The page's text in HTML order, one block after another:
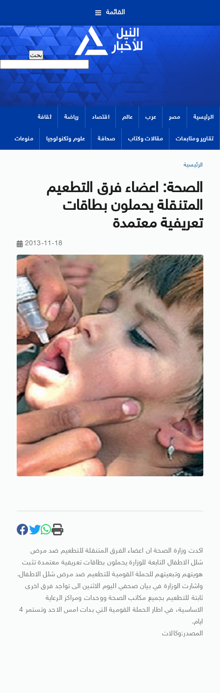
القائمة
الرئيسية مصر عرب عالم اقتصاد رياضة ثقافة
تقارير ومتابعات مقالات وكتاب صحافة علوم وتكنولوجيا منوعات
الرئيسية
الصحة: اعضاء فرق التطعيم
المتنقلة يحملون بطاقات
تعريفية معتمدة
2013-11-18
اكدت وزارة الصحة ان اعضاء الفرق المتنقلة للتطعيم ضد مرض
شلل الاطفال التابعة للوزارة يحملون بطاقات تعريفية معتمدة تثبت
هويتهم وتبعيتهم للحملة القومية للتطعيم ضد مرض شلل الاطفال.
واشارت الوزارة في بيان صحفي اليوم الاثنين الى تواجد فرق اخرى
ثابتة للتطعيم بجميع مكاتب الصحة ووحدات ومراكز الرعاية
الاساسية، في اطار الحملة القومية التي بدات امس الاحد وتستمر 4
ايام.
المصدر:وكالات